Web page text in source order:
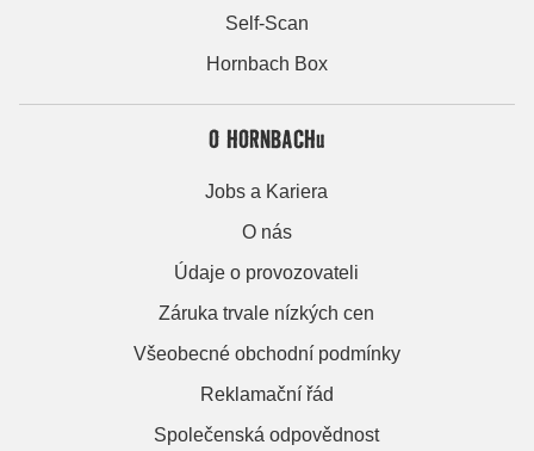
Self-Scan
Hornbach Box
O HORNBACHu
Jobs a Kariera
O nás
Údaje o provozovateli
Záruka trvale nízkých cen
Všeobecné obchodní podmínky
Reklamační řád
Společenská odpovědnost